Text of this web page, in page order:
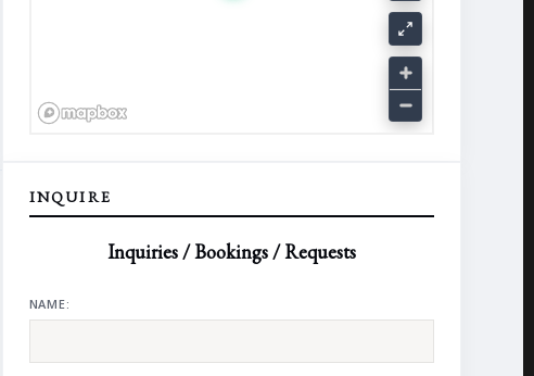
INQUIRE
Inquiries / Bookings / Requests
NAME: